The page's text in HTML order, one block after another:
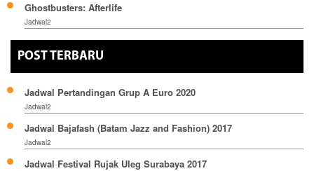
Ghostbusters: Afterlife
Jadwal2
POST TERBARU
Jadwal Pertandingan Grup A Euro 2020
Jadwal2
Jadwal Bajafash (Batam Jazz and Fashion) 2017
Jadwal2
Jadwal Festival Rujak Uleg Surabaya 2017